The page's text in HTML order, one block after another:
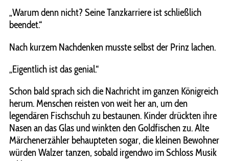
„Warum denn nicht? Seine Tanzkarriere ist schließlich
beendet.“
Nach kurzem Nachdenken musste selbst der Prinz lachen.
„Eigentlich ist das genial.“
Schon bald sprach sich die Nachricht im ganzen Königreich
herum. Menschen reisten von weit her an, um den
legendären Fischschuh zu bestaunen. Kinder drückten ihre
Nasen an das Glas und winkten den Goldfischen zu. Alte
Märchenerzähler behaupteten sogar, die kleinen Bewohner
würden Walzer tanzen, sobald irgendwo im Schloss Musik